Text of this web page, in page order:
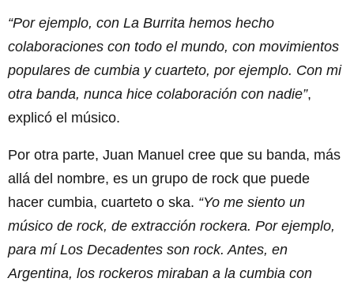
“Por ejemplo, con La Burrita hemos hecho
colaboraciones con todo el mundo, con movimientos
populares de cumbia y cuarteto, por ejemplo. Con mi
otra banda, nunca hice colaboración con nadie”,
explicó el músico.
Por otra parte, Juan Manuel cree que su banda, más
allá del nombre, es un grupo de rock que puede
hacer cumbia, cuarteto o ska. “Yo me siento un
músico de rock, de extracción rockera. Por ejemplo,
para mí Los Decadentes son rock. Antes, en
Argentina, los rockeros miraban a la cumbia con